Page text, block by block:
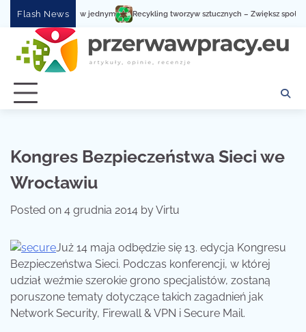
content
Flash News
serwisowa w jednym Recykling tworzyw sztucznych – Zwiększ
Kongres Bezpieczeństwa Sieci we
Wrocławiu
Posted on 4 grudnia 2014 byVirtu
Już 14 maja odbędzie się 13. edycja Kongresu
Bezpieczeństwa Sieci. Podczas konferencji, w której
udział weźmie szerokie grono specjalistów, zostaną
poruszone tematy dotyczące takich zagadnień jak
Network Security, Firewall & VPN i Secure Mail.